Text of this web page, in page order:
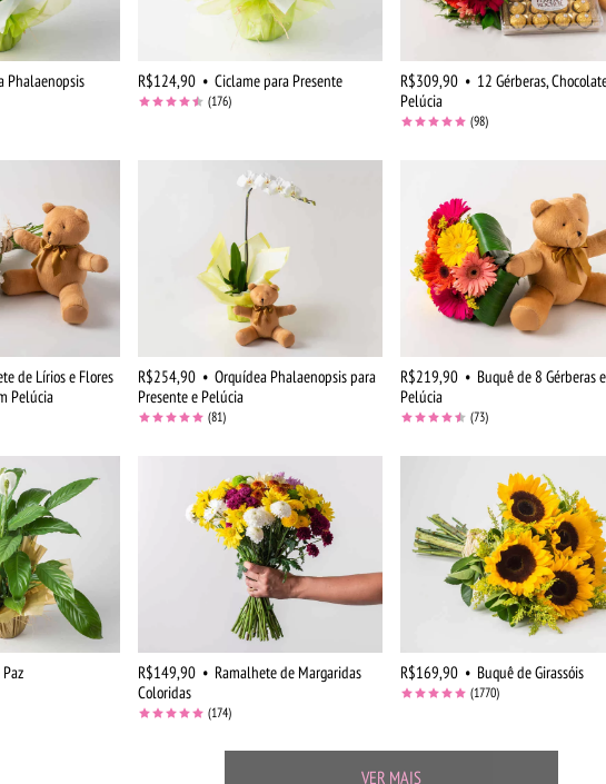
Phalaenopsis
R$124,90 • Ciclame para Presente
(176)
R$309,90 • 12 Gérberas,
Pelúcia
(98)
de Lírios e Flores
Pelúcia
R$254,90 • Orquídea Phalaenopsis para
Presente e Pelúcia
(81)
R$219,90 • Buquê de 8 Gérberas e
Pelúcia
(73)
R$149,90 • Ramalhete de Margaridas
Coloridas
(174)
R$169,90 • Buquê de Girassóis
(1770)
VER MAIS